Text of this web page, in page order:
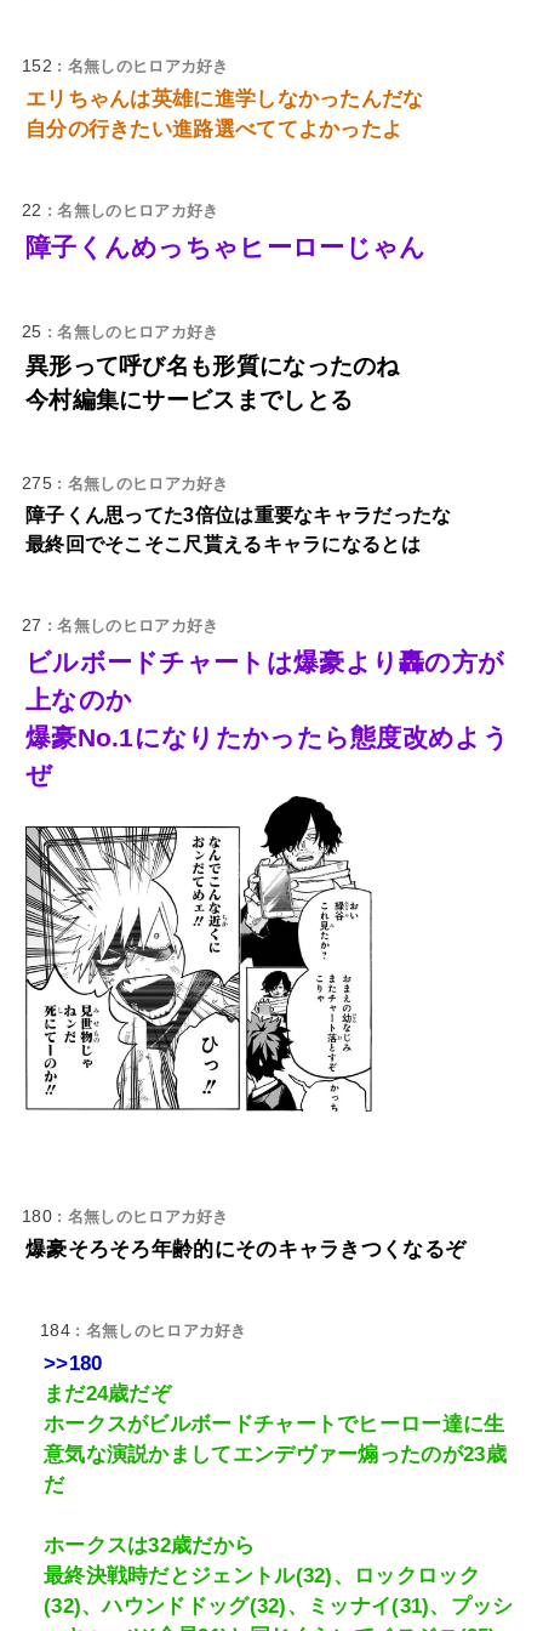
152 : 名無しのヒロアカ好き
エリちゃんは英雄に進学しなかったんだな
自分の行きたい進路選べててよかったよ
22 : 名無しのヒロアカ好き
障子くんめっちゃヒーローじゃん
25 : 名無しのヒロアカ好き
異形って呼び名も形質になったのね
今村編集にサービスまでしとる
275 : 名無しのヒロアカ好き
障子くん思ってた3倍位は重要なキャラだったな
最終回でそこそこ尺貰えるキャラになるとは
27 : 名無しのヒロアカ好き
ビルボードチャートは爆豪より轟の方が
上なのか
爆豪No.1になりたかったら態度改めよう
ぜ
180 : 名無しのヒロアカ好き
爆豪そろそろ年齢的にそのキャラきつくなるぞ
184 : 名無しのヒロアカ好き
>>180
まだ24歳だぞ
ホークスがビルボードチャートでヒーロー達に生
意気な演説かましてエンデヴァー煽ったのが23歳
だ
ホークスは32歳だから
最終決戦時だとジェントル(32)、ロックロック
(32)、ハウンドドッグ(32)、ミッナイ(31)、プッシ